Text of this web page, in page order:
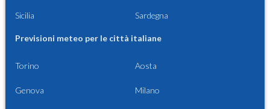
Sicilia Sardegna
Previsioni meteo per le città italiane
Torino Aosta
Genova Milano